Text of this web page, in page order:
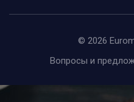
© 2026
Вопросы и